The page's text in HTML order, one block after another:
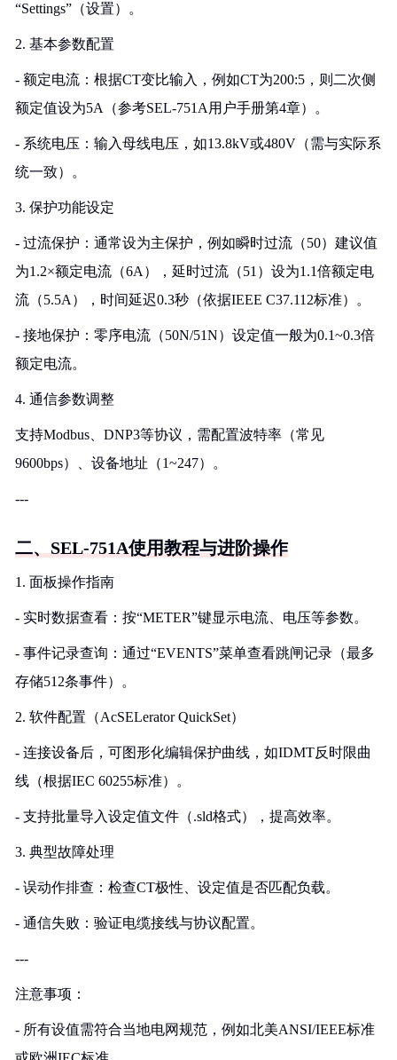
“Settings”（设置）。
2. 基本参数配置
- 额定电流：根据CT变比输入，例如CT为200:5，则二次侧
额定值设为5A（参考SEL-751A用户手册第4章）。
- 系统电压：输入母线电压，如13.8kV或480V（需与实际系
统一致）。
3. 保护功能设定
- 过流保护：通常设为主保护，例如瞬时过流（50）建议值
为1.2×额定电流（6A），延时过流（51）设为1.1倍额定电
流（5.5A），时间延迟0.3秒（依据IEEE C37.112标准）。
- 接地保护：零序电流（50N/51N）设定值一般为0.1~0.3倍
额定电流。
4. 通信参数调整
支持Modbus、DNP3等协议，需配置波特率（常见
9600bps）、设备地址（1~247）。
---
二、SEL-751A使用教程与进阶操作
1. 面板操作指南
- 实时数据查看：按“METER”键显示电流、电压等参数。
- 事件记录查询：通过“EVENTS”菜单查看跳闸记录（最多
存储512条事件）。
2. 软件配置（AcSELerator QuickSet）
- 连接设备后，可图形化编辑保护曲线，如IDMT反时限曲
线（根据IEC 60255标准）。
- 支持批量导入设定值文件（.sld格式），提高效率。
3. 典型故障处理
- 误动作排查：检查CT极性、设定值是否匹配负载。
- 通信失败：验证电缆接线与协议配置。
---
注意事项：
- 所有设值需符合当地电网规范，例如北美ANSI/IEEE标准